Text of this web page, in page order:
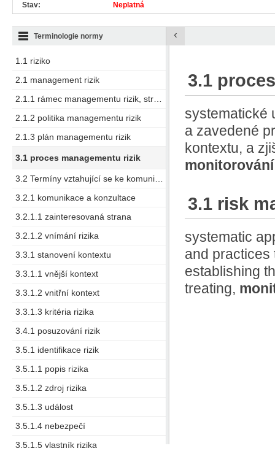
Stav: Neplatná
1.1 riziko
2.1 management rizik
2.1.2 politika managementu rizik
2.1.3 plán managementu rizik
3.1 proces managementu rizik
3.2.1 komunikace a konzultace
3.2.1.1 zainteresovaná strana
3.2.1.2 vnímání rizika
3.3.1 stanovení kontextu
3.3.1.1 vnější kontext
3.3.1.2 vnitřní kontext
3.3.1.3 kritéria rizika
3.4.1 posuzování rizik
3.5.1 identifikace rizik
3.5.1.1 popis rizika
3.5.1.2 zdroj rizika
3.5.1.3 událost
3.5.1.4 nebezpečí
3.5.1.5 vlastník rizika
Terminologie normy ‹
3.1
systematické
a zavedené
kontextu, a
3.1 risk
systematic
and practices
establishing
treating,